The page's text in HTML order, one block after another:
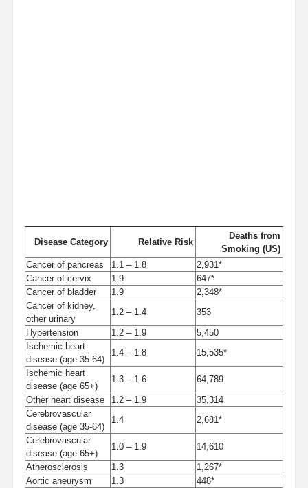
Disease Category Relative Risk
Deaths from
Smoking (US)
Cancer of pancreas
1.1 – 1.8
2,931*
Cancer of cervix
1.9
647*
Cancer of bladder
1.9
2,348*
Cancer of kidney,
other urinary
1.2 – 1.4
353
Hypertension
1.2 – 1.9
5,450
Ischemic heart
disease (age 35-64)
1.4 – 1.8
15,535*
Ischemic heart
disease (age 65+)
1.3 – 1.6
64,789
Other heart disease
1.2 – 1.9
35,314
Cerebrovascular
disease (age 35-64)
1.4
2,681*
Cerebrovascular
disease (age 65+)
1.0 – 1.9
14,610
Atherosclerosis
1.3
1,267*
Aortic aneurysm
1.3
448*